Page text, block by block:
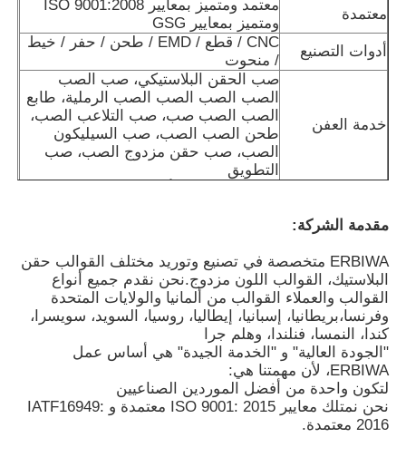
حول بنا
جولة في المعمل
اتصل بنا
أخبار
طلب اقتباس
قالب قطع الغيار
معتمدة
معتمد ومتميز بمعايير ISO 9001:2008
ومتميز بمعايير GSG
أدوات التصنيع
CNC / قطع / EMD / طحن / حفر / خيط
/ منحوت
خدمة العفن
صب الحقن البلاستيكي، صب الصب
الصب الصب الصب الصب الرملية، طابع
الصب الصب صب، صب التلاعب الصب،
طحن الصب الصب، صب السيليكون
الصب، صب حقن مزدوج الصب، صب
التطويق
مدة الدفع
الوقت المطلوب
المنتجات: 10 أيام
مقدمة الشركة:
ERBIWA متخصصة في تصنيع وتوريد مختلف القوالب حقن
البلاستيك، القوالب اللون مزدوج.نحن نقدم جميع أنواع
القوالب والعملاء القوالب من ألمانيا والولايات المتحدة
وفرنسا،بريطانيا، إسبانيا، إيطاليا، روسيا، السويد، سويسرا،
كندا، النمسا، فنلندا، وهلم جرا
"الجودة العالية" و "الخدمة الجيدة" هي أساس عمل
ERBIWA، لأن مهمتنا هي:
لتكون واحدة من أفضل الموردين الصناعيين
نحن نمتلك معايير ISO 9001: 2015 معتمدة و IATF16949:
2016 معتمدة.